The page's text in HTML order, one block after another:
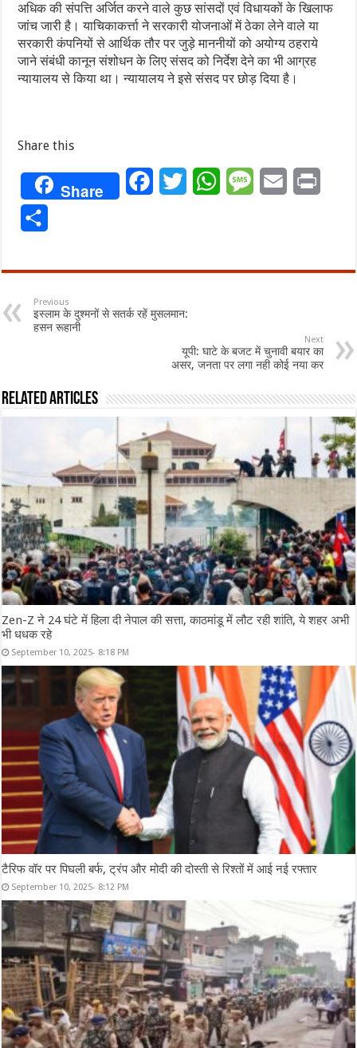
अधिक की संपत्ति अर्जित करने वाले कुछ सांसदों एवं विधायकों के खिलाफ
जांच जारी है। याचिकाकर्त्ता ने सरकारी योजनाओं में ठेका लेने वाले या
सरकारी कंपनियों से आर्थिक तौर पर जुड़े माननीयों को अयोग्य ठहराये
जाने संबंधी कानून संशोधन के लिए संसद को निर्देश देने का भी आग्रह
न्यायालय से किया था। न्यायालय ने इसे संसद पर छोड़ दिया है।
Share this
Share FacebookTwitterWhatsAppMessageEmail
Previous
इस्लाम के दुश्मनों से सतर्क रहें मुसलमान:
हसन रूहानी
Next
यूपी: घाटे के बजट में चुनावी बयार का
असर, जनता पर लगा नही कोई नया कर
Related Articles
Zen-Z ने 24 घंटे में हिला दी नेपाल की सत्ता, काठमांडू में लौट रही शांति, ये शहर अभी
भी धधक रहे
September 10, 2025- 8:18 PM
टैरिफ वॉर पर पिघली बर्फ, ट्रंप और मोदी की दोस्ती से रिश्तों में आई नई रफ्तार
September 10, 2025- 8:12 PM